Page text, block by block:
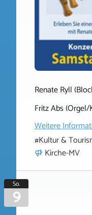
Renate Ryll
Fritz Abs
Weitere
#Kultur &
Kirche-MV
So.
9